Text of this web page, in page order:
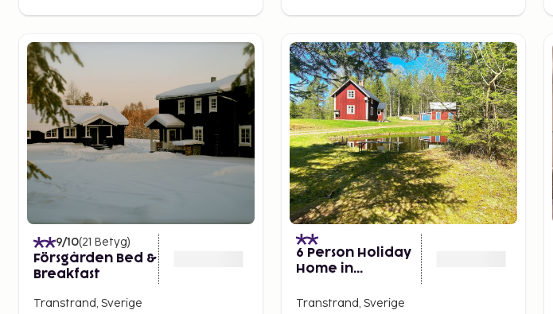
9/10(21 Betyg)
Försgården Bed &
Breakfast
Transtrand, Sverige
6 Person Holiday
Home in
Transtrand, Sverige